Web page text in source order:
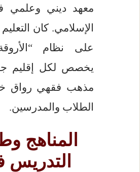
معهد ديني وعلمي في
الإسلامي. كان التعليم
على نظام
يخصص لكل إقليم
مذهب فقهي رواق
الطلاب والمدرسين.
المناهج
التدريس